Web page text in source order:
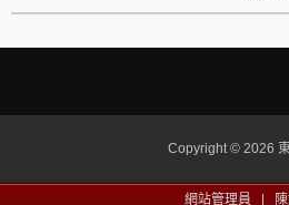
Copyright © 2026
網站管理員 |